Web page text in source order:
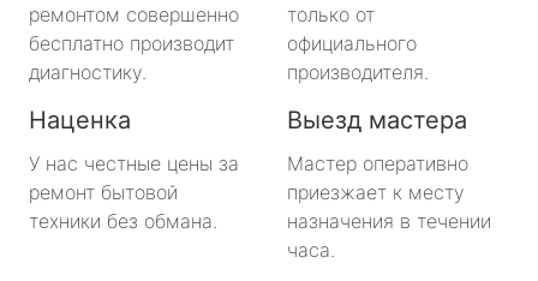
ремонтом совершенно
бесплатно производит
диагностику.
только от
официального
производителя.
Наценка
У нас честные цены за
ремонт бытовой
техники без обмана.
Выезд мастера
Мастер оперативно
приезжает к месту
назначения в течении
часа.